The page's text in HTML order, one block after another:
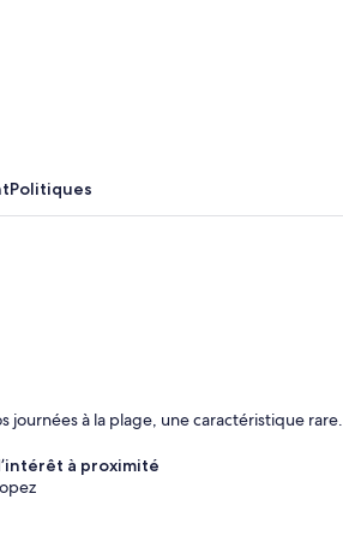
Politiques
journées à la plage, une caractéristique rare.
à proximité